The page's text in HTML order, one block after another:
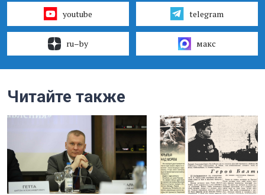
youtube telegram
ru–by макс
Читайте также